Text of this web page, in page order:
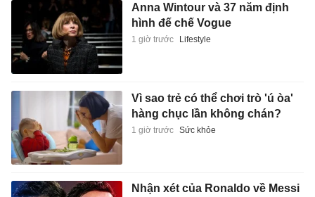
Anna Wintour và 37 năm định
hình đế chế Vogue
1 giờ trước Lifestyle
Vì sao trẻ có thể chơi trò 'ú òa'
hàng chục lần không chán?
1 giờ trước Sức khỏe
Nhận xét của Ronaldo về Messi